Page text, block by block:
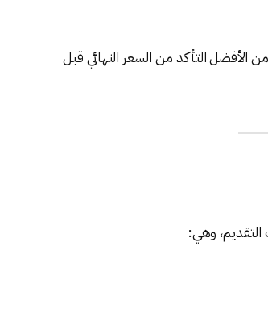
الأفضل التأكد من السعر النهائي قبل
وهي: